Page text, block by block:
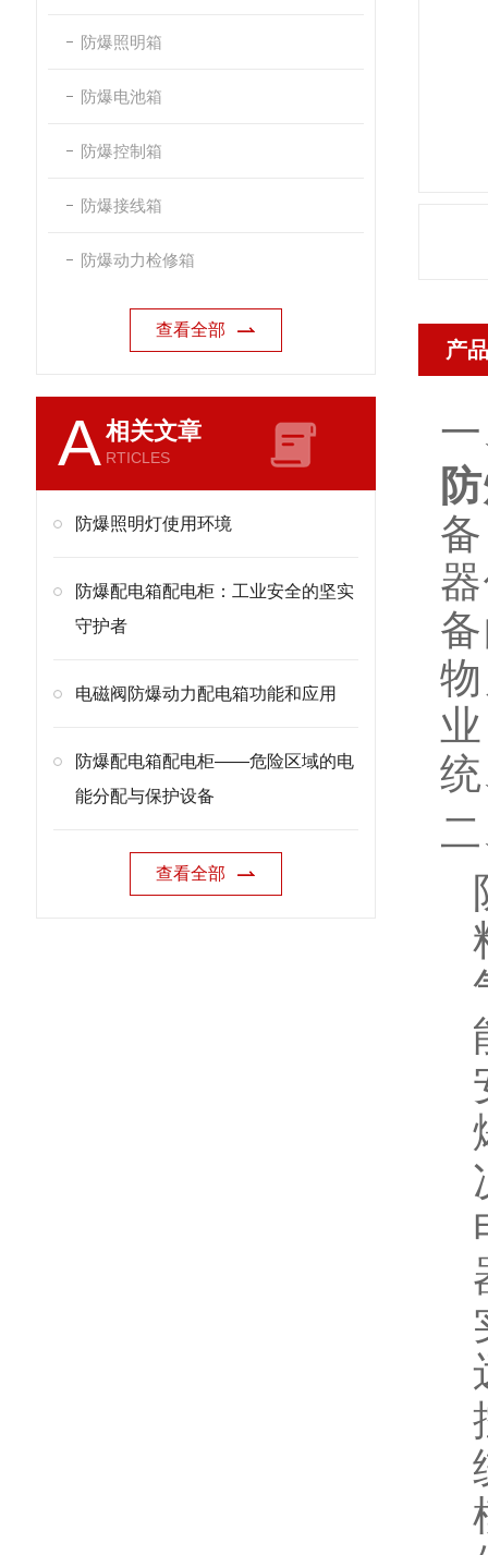
防爆照明箱
防爆电池箱
防爆控制箱
防爆接线箱
防爆动力检修箱
查看全部
A相关文章
RTICLES
防爆照明灯使用环境
防爆配电箱配电柜：工业安全的坚实
守护者
电磁阀防爆动力配电箱功能和应用
防爆配电箱配电柜——危险区域的电
能分配与保护设备
查看全部
产